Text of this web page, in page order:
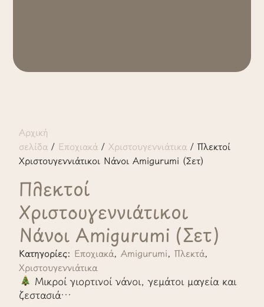
Αρχική
σελίδα/ Εποχιακά/Χριστουγεννιάτικα/ Πλεκτοί
Χριστουγεννιάτικοι Νάνοι Amigurumi (Σετ)
Πλεκτοί
Χριστουγεννιάτικοι
Νάνοι Amigurumi (Σετ)
Κατηγορίες: Εποχιακά,Amigurumi,Πλεκτά,
Χριστουγεννιάτικα
Μικροί γιορτινοί νάνοι, γεμάτοι μαγεία και
ζεστασιά…